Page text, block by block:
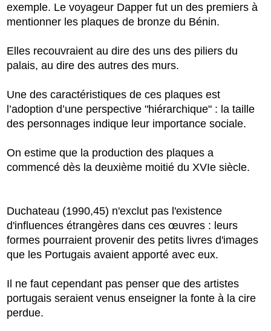
exemple. Le voyageur Dapper fut un des premiers à
mentionner les plaques de bronze du Bénin.
Elles recouvraient au dire des uns des piliers du
palais, au dire des autres des murs.
Une des caractéristiques de ces plaques est
l’adoption d’une perspective "hiérarchique" : la taille
des personnages indique leur importance sociale.
On estime que la production des plaques a
commencé dès la deuxième moitié du XVIe siècle.
Duchateau (1990,45) n'exclut pas l'existence
d'influences étrangères dans ces œuvres : leurs
formes pourraient provenir des petits livres d'images
que les Portugais avaient apporté avec eux.
Il ne faut cependant pas penser que des artistes
portugais seraient venus enseigner la fonte à la cire
perdue.